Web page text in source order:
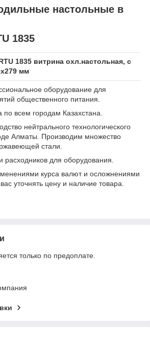
настольные в
1835
1835 витрина охл.настольная, с
мм
оборудование для
общественного питания.
по всем городам Казахстана.
нейтрального технологического
Алматы. Производим множество
стали.
расходников для оборудования.
курса валют и осложнениями
уточнять цену и наличие товара.
только по предоплате.